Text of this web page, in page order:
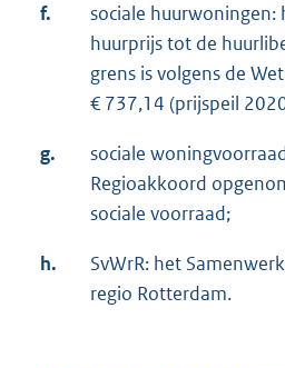
f.
sociale
huurprijs tot de
grens is volgens de
€ 737,14 (prijspeil
g.
sociale
Regioakkoord
sociale voorraad;
h.
SvWrR: het
regio Rotterdam.